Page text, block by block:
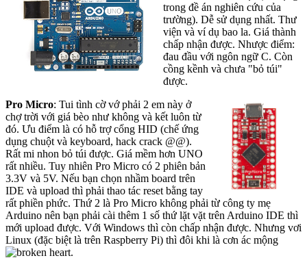
trong đề án nghiên cứu của
trường). Dễ sử dụng nhất. Thư
viện và ví dụ bao la. Giá thành
chấp nhận được. Nhược điểm:
đau đầu với ngôn ngữ C. Còn
cồng kềnh và chưa "bỏ túi"
được.
Pro Micro: Tui tình cờ vớ phải 2 em này ở
chợ trời với giá bèo như không và kết luôn từ
đó. Ưu điểm là có hỗ trợ cổng HID (chế ứng
dụng chuột và keyboard, hack crack @@).
Rất mi nhon bỏ túi được. Giá mềm hơn UNO
rất nhiều. Tuy nhiên Pro Micro có 2 phiên bản
3.3V và 5V. Nếu bạn chọn nhầm board trên
IDE và upload thì phải thao tác reset bằng tay
rất phiền phức. Thứ 2 là Pro Micro không phải từ công ty mẹ
Arduino nên bạn phải cài thêm 1 số thứ lặt vặt trên Arduino IDE thì
mới upload được. Với Windows thì còn chấp nhận được. Nhưng vơi
Linux (đặc biệt là trên Raspberry Pi) thì đôi khi là cơn ác mộng
.